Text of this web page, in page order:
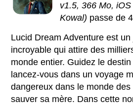
v1.5, 366 Mo,
Kowal) passe de
Lucid Dream Adventure est un
incroyable qui attire des
monde entier. Guidez le
lancez-vous dans un voyage
dangereux dans le monde
sauver sa mère. Dans cette